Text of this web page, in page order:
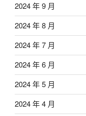
2024 年 9 月
2024 年 8 月
2024 年 7 月
2024 年 6 月
2024 年 5 月
2024 年 4 月